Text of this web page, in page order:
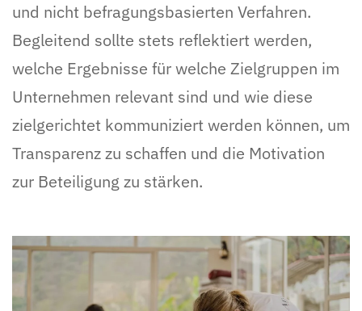
und nicht befragungsbasierten Verfahren.
Begleitend sollte stets reflektiert werden,
welche Ergebnisse für welche Zielgruppen im
Unternehmen relevant sind und wie diese
zielgerichtet kommuniziert werden können, um
Transparenz zu schaffen und die Motivation
zur Beteiligung zu stärken.